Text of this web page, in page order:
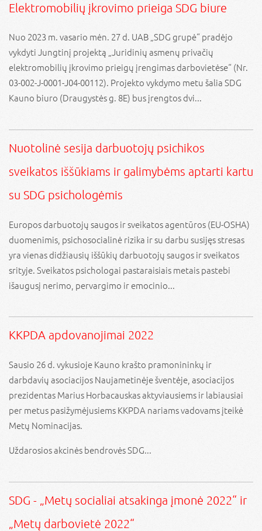
Elektromobilių įkrovimo prieiga SDG biure
Nuo 2023 m. vasario mėn. 27 d. UAB „SDG grupė“ pradėjo
vykdyti Jungtinį projektą „Juridinių asmenų privačių
elektromobilių įkrovimo prieigų įrengimas darbovietėse“ (Nr.
03-002-J-0001-J04-00112). Projekto vykdymo metu šalia SDG
Kauno biuro (Draugystės g. 8E) bus įrengtos dvi...
Nuotolinė sesija darbuotojų psichikos
sveikatos iššūkiams ir galimybėms aptarti kartu
su SDG psichologėmis
Europos darbuotojų saugos ir sveikatos agentūros (EU-OSHA)
duomenimis, psichosocialinė rizika ir su darbu susijęs stresas
yra vienas didžiausių iššūkių darbuotojų saugos ir sveikatos
srityje. Sveikatos psichologai pastaraisiais metais pastebi
išaugusį nerimo, pervargimo ir emocinio...
KKPDA apdovanojimai 2022
Sausio 26 d. vykusioje Kauno krašto pramonininkų ir
darbdavių asociacijos Naujametinėje šventėje, asociacijos
prezidentas Marius Horbacauskas aktyviausiems ir labiausiai
per metus pasižymėjusiems KKPDA nariams vadovams įteikė
Metų Nominacijas.
Uždarosios akcinės bendrovės SDG...
SDG - „Metų socialiai atsakinga įmonė 2022“ ir
„Metų darbovietė 2022“